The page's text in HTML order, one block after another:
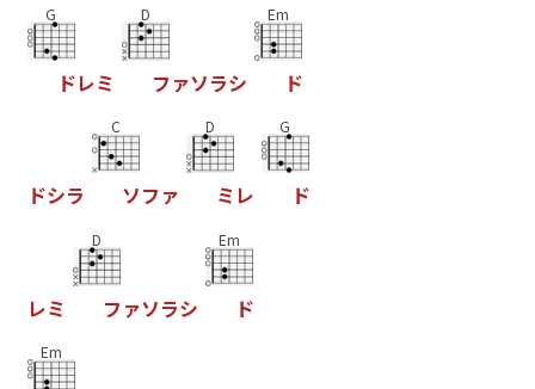
G
ドレミ
D
フ ァソラシ
Em
ド
ドシラ
C
ソフ ァ
D
ミ レ
G
ド
レミ
D
フ ァソラシ
Em
ド
Em